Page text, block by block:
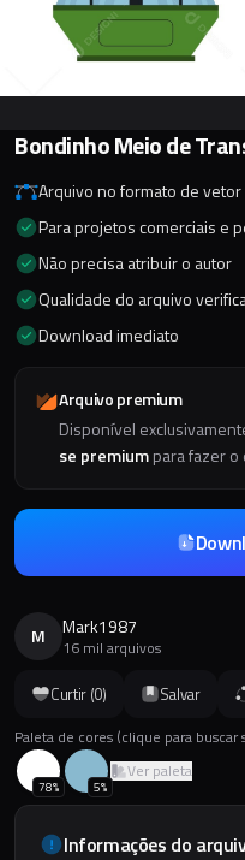
Curtir (0) Salvar
Paleta de cores (clique para buscar
78% 5%
Ver paleta
Informações do
Bondinho Meio de
Arquivo no formato de vetor
Para projetos comerciais e
Não precisa atribuir o autor
Qualidade do arquivo
Download imediato
Arquivo premium
Disponível
se premiumpara fazer
M Mark1987
16 mil arquivos